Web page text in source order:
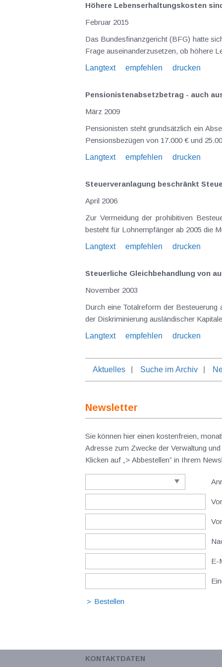
Höhere Lebenserhaltungskosten
Februar 2015
Das Bundesfinanzgericht (BFG) hatte sich unlängst (GZ RV/7102115/2013 vom 5.9.2014) in einem ungewöhnlich anmutenden Sachverhalt auch mit der
Langtext
empfehlen drucken
Pensionistenabsetzbetrag - auch
März 2009
Pensionisten steht grundsätzlich ein Absetzbetrag von 400 € pro Jahr zu. Dieser vermindert sich gleichmäßig einschleifend zwischen zu versteuernden
Pensionsbezügen von 17.000 € und
Langtext
empfehlen drucken
Steuerveranlagung beschränkt
April 2006
Zur Vermeidung der prohibitiven
Langtext
empfehlen drucken
Steuerliche Gleichbehandlung von
November 2003
Durch eine Totalreform der Besteuerung
der Diskriminierung ausländischer
Langtext
empfehlen drucken
Aktuelles Suche im Archiv
Newsletter
Sie können hier einen kostenfreien,
Adresse zum Zwecke der Verwaltung
Klicken auf „> Abbestellen” in Ihrem
E-
KONTAKTDATEN